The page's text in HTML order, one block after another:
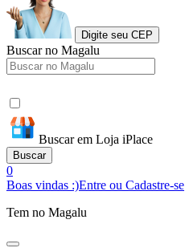
Digite seu CEP
Buscar no Magalu
Buscar em Loja iPlace
Buscar
0
Boas vindas :)Entre ou Cadastre-se
Tem no Magalu